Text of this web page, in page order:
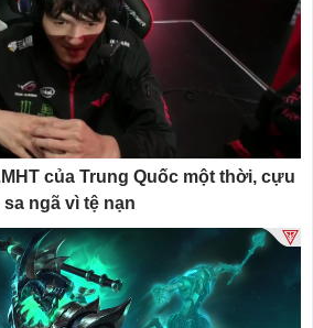
của Trung Quốc một thời, cựu
ngã vì tệ nạn